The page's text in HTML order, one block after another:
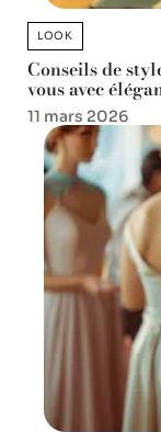
LOOK
Conseils de
vous avec
11 mars 2026